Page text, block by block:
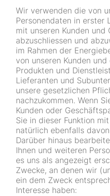
Wir verwenden die von
Personendaten in erster
mit unseren Kunden
abzuschliessen und
im Rahmen der
von unseren Kunden
Produkten und
Lieferanten und
unsere gesetzlichen
nachzukommen. Wenn
Kunden oder
Sie in dieser Funktion
natürlich ebenfalls
Darüber hinaus
Ihnen und weiteren
es uns als angezeigt
Zwecke, an denen wir
ein dem Zweck
Interesse haben: